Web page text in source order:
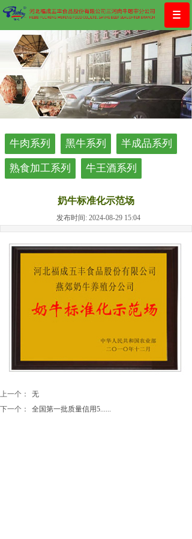
牛肉系列 黑牛系列 半成品系列
熟食加工系列 牛王酒系列
奶牛标准化示范场
发布时间: 2024-08-29 15:04
上一个：
无
下一个：
全国第一批质量信用5......